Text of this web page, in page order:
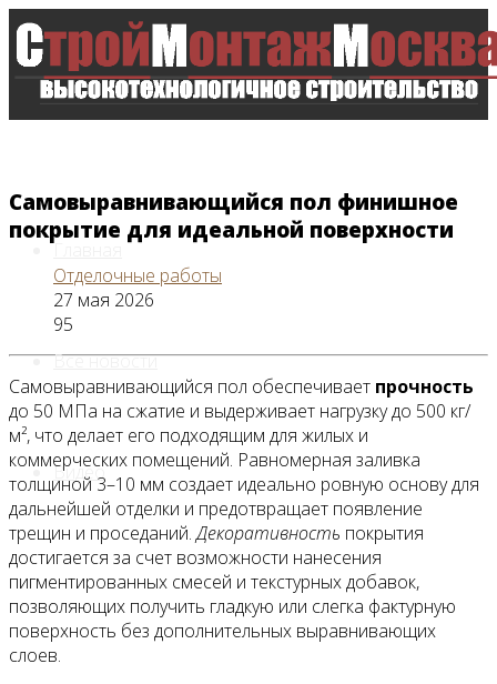
Главная
Все новости
Видео
Самовыравнивающийся пол финишное
покрытие для идеальной поверхности
Отделочные работы
27 мая 2026
95
Самовыравнивающийся пол обеспечивает прочность
до 50 МПа на сжатие и выдерживает нагрузку до 500 кг/
м², что делает его подходящим для жилых и
коммерческих помещений. Равномерная заливка
толщиной 3–10 мм создает идеально ровную основу для
дальнейшей отделки и предотвращает появление
трещин и проседаний.Декоративность покрытия
достигается за счет возможности нанесения
пигментированных смесей и текстурных добавок,
позволяющих получить гладкую или слегка фактурную
поверхность без дополнительных выравнивающих
слоев.